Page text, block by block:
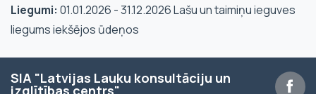
Liegumi: 01.01.2026 - 31.12.2026 Lašu un taimiņu ieguves
liegums iekšējos ūdeņos
SIA "Latvijas Lauku konsultāciju un